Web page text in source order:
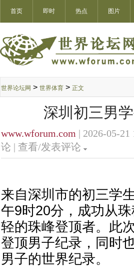
首页 即时 热点 图片
世界论坛网 > 世界体育 > 正文
深圳初三男
www.wforum.com | 2026-05-
论 | 查看/发表评论
来自深圳市的初三学
午9时20分，成功从
轻的珠峰登顶者。此
登顶男子纪录，同时
男子的世界纪录。